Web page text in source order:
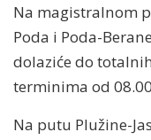
Na magistralnom
Poda i Poda-
dolaziće do
terminima od
Na putu Plužine-